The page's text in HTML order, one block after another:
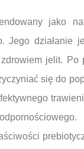
jako
Jego działanie
jelit. Po
się do